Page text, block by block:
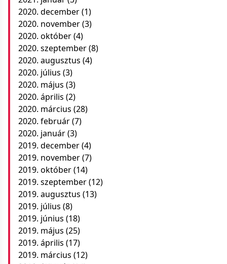
2020. december(1)
2020. november(3)
2020. október(4)
2020. szeptember(8)
2020. augusztus (4)
2020. július (3)
2020. május (3)
2020. április (2)
2020. március (28)
2020. február(7)
2020. január(3)
2019. december(4)
2019. november(7)
2019. október(14)
2019. szeptember(12)
2019. augusztus (13)
2019. július (8)
2019. június (18)
2019. május (25)
2019. április (17)
2019. március (12)